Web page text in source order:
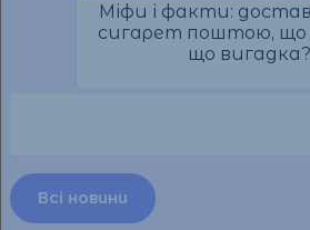
Міфи і факти:
сигарет поштою, що
що вигадка?
Всі новини